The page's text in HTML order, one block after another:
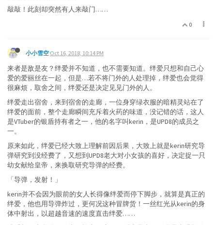
敲敲！此刻却突然有人来敲门……
0
小小雪空 Oct 16, 2018, 10:14 PM
来者是敌是友？绊爱并不知道，也不需要知道。绊爱只想和自己心
爱的爱丽丝在一起，但是…若不将门外的人处理掉，绊爱也会觉得
很麻烦，取舍之间，绊爱还是决定见见门外的人。
绊爱走出宿舍，来到宿舍的走廊，一位身穿绿衣服的暗精灵站在了
绊爱的面前，整个走廊瞬间充斥着火药的味道，没记错的话，这人
是VTuber的银盾持有者之一，他的名字叫kerin，是UPD8的成员之
一。
原来如此，绊爱已经大致上理解前因后果，大致上就是kerin研究导
弹研究到没经费了，又想到UPD8老大对小女孩的喜好，决定捉一只
幼女献给皇帝，来换取研究导弹的经费。
「导弹，发射！」
kerin并不会因为眼前的女人长得像绊爱而停下脚步，就算是真正的
绊爱，他也用导弹炸过，更何况这种冒牌货！一丝红光从kerin的身
体中射出，以超越音速的速度直击绊爱……